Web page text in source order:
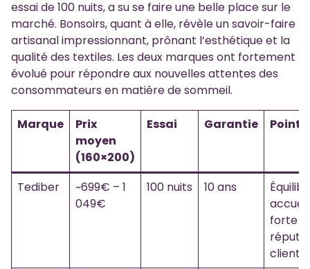
essai de 100 nuits, a su se faire une belle place sur le
marché. Bonsoirs, quant à elle, révèle un savoir-faire
artisanal impressionnant, prônant l’esthétique et la
qualité des textiles. Les deux marques ont fortement
évolué pour répondre aux nouvelles attentes des
consommateurs en matière de sommeil.
Marque
Prix
moyen
(160×200)
Essai Garantie
Tediber
~699€ – 1
049€
100 nuits 10 ans
forte
clients